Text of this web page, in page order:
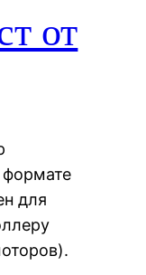
от
формате
для